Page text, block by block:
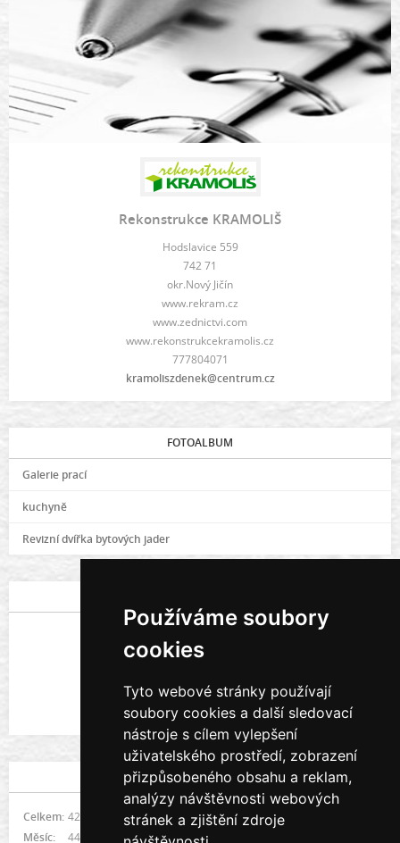
Používáme soubory
cookies
Tyto webové stránky používají
soubory cookies a další sledovací
nástroje s cílem vylepšení
uživatelského prostředí, zobrazení
přizpůsobeného obsahu a reklam,
analýzy návštěvnosti webových
stránek a zjištění zdroje
Rekonstrukce KRAMOLIŠ
Hodslavice 559
742 71
okr.Nový Jičín
www.rekram.cz
www.zednictvi.com
www.rekonstrukcekramolis.cz
777804071
kramoliszdenek@centrum.cz
FOTOALBUM
Galerie prací
kuchyně
Revizní dvířka bytových jader
Galerie prací
STATISTIKY
Celkem: 421990
Měsíc:
4478